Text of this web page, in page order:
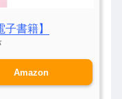
書籍】
Amazon